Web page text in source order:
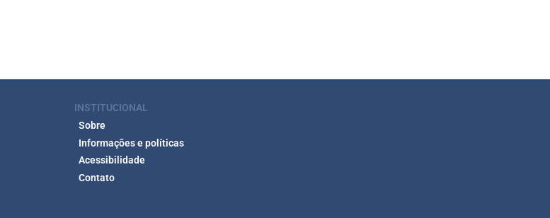
INSTITUCIONAL
Sobre
Informações e políticas
Acessibilidade
Contato